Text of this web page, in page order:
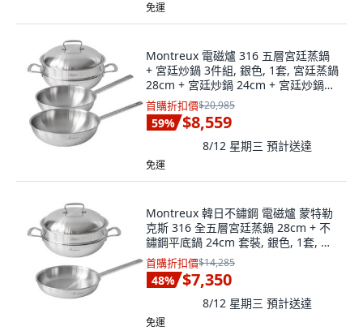
免運
Montreux 電磁爐 316 五層宮廷蒸鍋
+ 宮廷炒鍋 3件組, 銀色, 1套, 宮廷蒸鍋
28cm + 宮廷炒鍋 24cm + 宮廷炒鍋
28cm
首購折扣價$20,985
59% $8,559
8/12 星期三 預計送達
免運
Montreux 韓日不鏽鋼 電磁爐 蒙特勒
克斯 316 全五層宮廷蒸鍋 28cm + 不
鏽鋼平底鍋 24cm 套裝, 銀色, 1套, 宮
廷蒸鍋 28cm + 平底鍋 24cm
首購折扣價$14,285
48% $7,350
8/12 星期三 預計送達
免運